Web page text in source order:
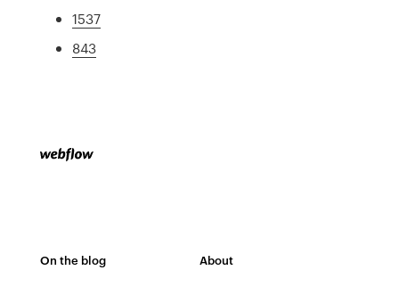
1537
843
On the blog About